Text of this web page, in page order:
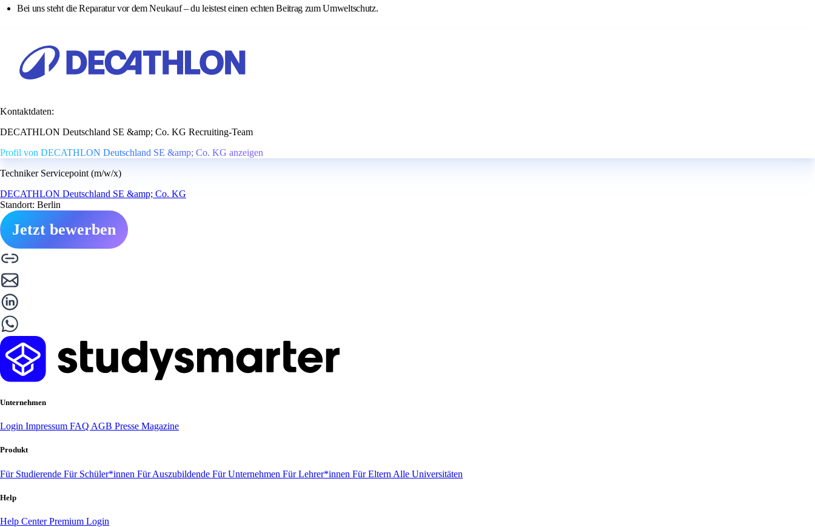
Bei uns steht die Reparatur vor dem Neukauf – du leistest einen echten Beitrag zum Umweltschutz.
Kontaktdaten:
DECATHLON Deutschland SE &amp; Co. KG Recruiting-Team
Profil von DECATHLON Deutschland SE &amp; Co. KG anzeigen
Techniker Servicepoint (m/w/x)
DECATHLON Deutschland SE &amp; Co. KG
Standort: Berlin
Jetzt bewerben
Unternehmen
Login Impressum FAQ AGB Presse Magazine
Produkt
Für Studierende Für Schüler*innen Für Auszubildende Für Unternehmen Für Lehrer*innen Für Eltern Alle Universitäten
Help
Help CenterPremium Login